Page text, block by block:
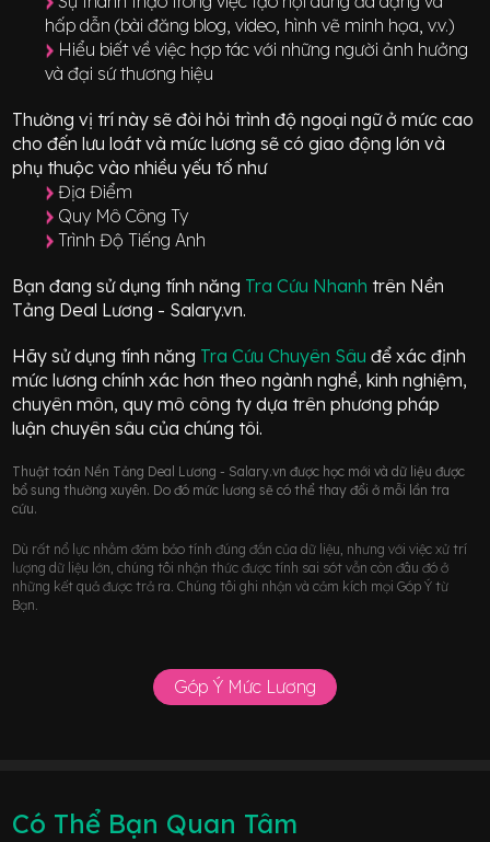
hấp dẫn (bài đăng blog, video, hình vẽ minh họa, v.v.)
Hiểu biết về việc hợp tác với những người ảnh hưởng
và đại sứ thương hiệu
Thường vị trí này sẽ đòi hỏi trình độ ngoại ngữ ở mứccao
cho đến lưu loát và mức lương sẽ có giao độnglớn và
phụ thuộc vào nhiều yếu tố như
Địa Điểm
Quy Mô Công Ty
Trình Độ Tiếng Anh
Bạn đang sử dụng tính năng Tra Cứu Nhanh trên Nền
Tảng Deal Lương - Salary.vn.
Hãy sử dụng tính năng Tra Cứu Chuyên Sâuđể xác định
mức lương chính xác hơn theo ngành nghề, kinh nghiệm,
chuyên môn, quy mô công ty dựa trên phương pháp
luận chuyên sâu của chúng tôi.
Thuật toán Nền Tảng Deal Lương - Salary.vn được học mới và dữ liệu được
bổ sung thường xuyên. Do đó mức lương sẽ có thể thay đổi ở mỗi lần tra
cứu.
Dù rất nổ lực nhằm đảm bảo tính đúng đắn của dữ liệu, nhưng với việc xử trí
lượng dữ liệu lớn, chúng tôi nhận thức được tính sai sót vẫn còn đâu đó ở
những kết quả được trả ra. Chúng tôi ghi nhận và cảm kích mọi Góp Ý từ
Bạn.
Góp Ý Mức Lương
Có Thể Bạn Quan Tâm